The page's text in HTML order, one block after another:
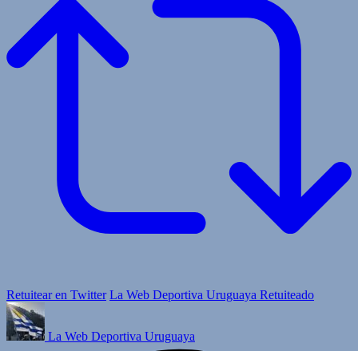
Retuitear en Twitter La Web Deportiva Uruguaya Retuiteado
La Web Deportiva Uruguaya